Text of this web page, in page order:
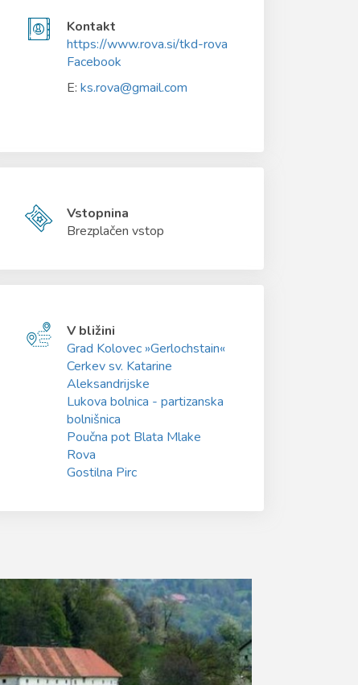
Kontakt
https://www.rova.si/tkd-rova
Facebook
E: ks.rova@gmail.com
Vstopnina
Brezplačen vstop
V bližini
Grad Kolovec »Gerlochstain«
Cerkev sv. Katarine
Aleksandrijske
Lukova bolnica - partizanska
bolnišnica
Poučna pot Blata Mlake
Rova
Gostilna Pirc